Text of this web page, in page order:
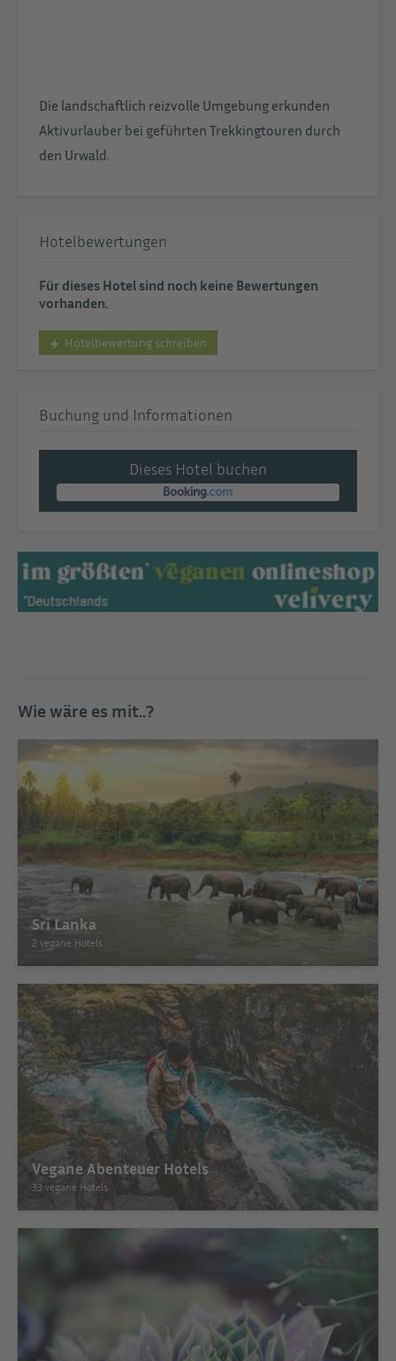
Die landschaftlich reizvolle Umgebung erkunden
Aktivurlauber bei geführten Trekkingtouren durch
den Urwald.
Hotelbewertungen
Für dieses Hotel sind noch keine Bewertungen
vorhanden.
Hotelbewertung schreiben
Buchung und Informationen
Dieses Hotel buchen
Wie wäre es mit..?
Sri Lanka
2 vegane Hotels
Vegane Abenteuer Hotels
33 vegane Hotels